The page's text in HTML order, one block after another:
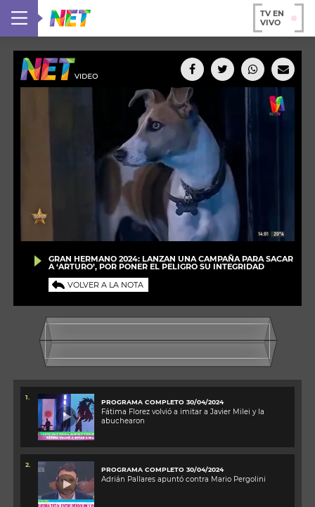
TV EN
VIVO
GRAN HERMANO 2024: LANZAN UNA CAMPAÑA PARA SACAR
A ‘ARTURO’, POR PONER EL PELIGRO SU INTEGRIDAD
VOLVER A LA NOTA
1.
PROGRAMA COMPLETO 30/04/2024
Fátima Florez volvió a imitar a Javier Milei y la
abuchearon
2.
PROGRAMA COMPLETO 30/04/2024
Adrián Pallares apuntó contra Mario Pergolini